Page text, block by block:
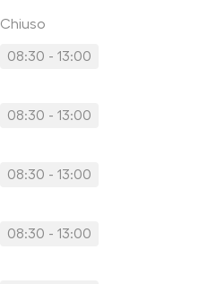
Chiuso
08:30 - 13:00
08:30 - 13:00
08:30 - 13:00
08:30 - 13:00